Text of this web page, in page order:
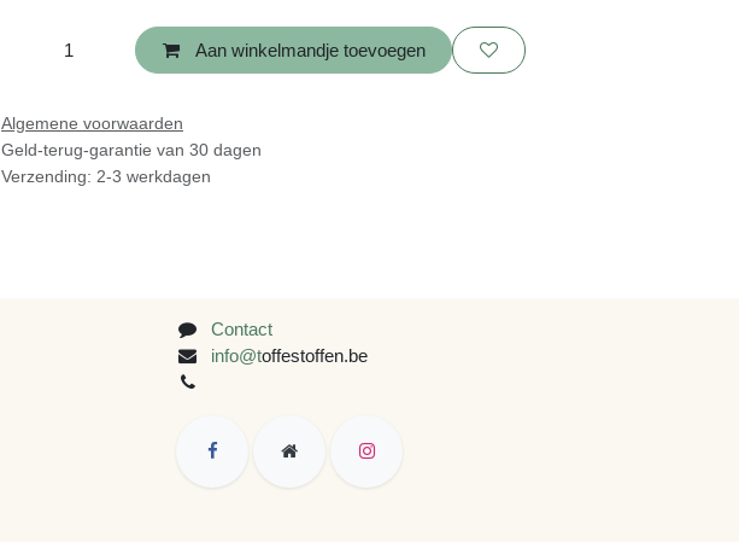
Aan winkelmandje toevoegen
Algemene voorwaarden
Geld-terug-garantie van 30 dagen
Verzending: 2-3 werkdagen
Contact
info@toffestoffen.be